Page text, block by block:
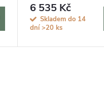
6 535 Kč
Skladem do 14
dní>20 ks